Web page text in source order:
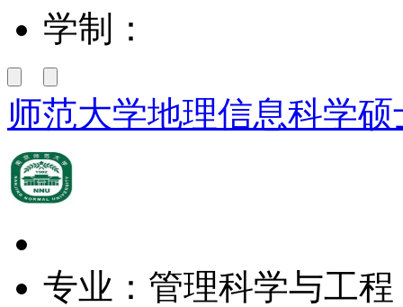
学制：
师范大学地理信息科学硕
专业：管理科学与工程